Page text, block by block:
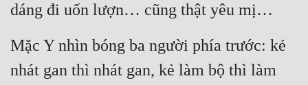
dáng đi uốn lượn… cũng thật yêu mị…
Mặc Y nhìn bóng ba người phía trước: kẻ
nhát gan thì nhát gan, kẻ làm bộ thì làm